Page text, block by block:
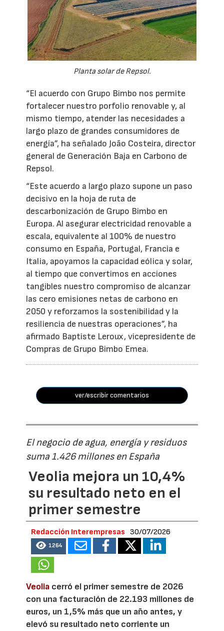
Planta solar de Repsol.
“El acuerdo con Grupo Bimbo nos permite
fortalecer nuestro porfolio renovable y, al
mismo tiempo, atender las necesidades a
largo plazo de grandes consumidores de
energía”, ha señalado João Costeira, director
general de Generación Baja en Carbono de
Repsol.
“Este acuerdo a largo plazo supone un paso
decisivo en la hoja de ruta de
descarbonización de Grupo Bimbo en
Europa. Al asegurar electricidad renovable a
escala, equivalente al 100% de nuestro
consumo en España, Portugal, Francia e
Italia, apoyamos la capacidad eólica y solar,
al tiempo que convertimos en acciones
tangibles nuestro compromiso de alcanzar
las cero emisiones netas de carbono en
2050 y reforzamos la sostenibilidad y la
resiliencia de nuestras operaciones”, ha
afirmado Baptiste Leroux, vicepresidente de
Compras de Grupo Bimbo Emea.
ver/escribir comentarios
El negocio de agua, energía y residuos
suma 1.426 millones en España
Veolia mejora un 10,4%
su resultado neto en el
primer semestre
Redacción Interempresas 30/07/2026
1264
Veolia cerró el primer semestre de 2026
con una facturación de 22.193 millones de
euros, un 1,5% más que un año antes, y
elevó su resultado neto corriente un